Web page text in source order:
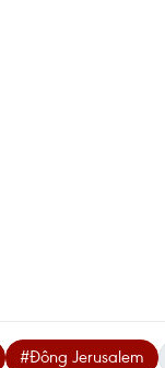
#Đông Jerusalem